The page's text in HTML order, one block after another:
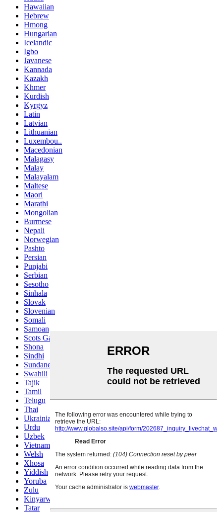
Hawaiian
Hebrew
Hmong
Hungarian
Icelandic
Igbo
Javanese
Kannada
Kazakh
Khmer
Kurdish
Kyrgyz
Latin
Latvian
Lithuanian
Luxembou..
Macedonian
Malagasy
Malay
Malayalam
Maltese
Maori
Marathi
Mongolian
Burmese
Nepali
Norwegian
Pashto
Persian
Punjabi
Serbian
Sesotho
Sinhala
Slovak
Slovenian
Somali
Samoan
Scots Gaelic
Shona
Sindhi
Sundanese
Swahili
Tajik
Tamil
Telugu
Thai
Ukrainian
Urdu
Uzbek
Vietnamese
Welsh
Xhosa
Yiddish
Yoruba
Zulu
Kinyarwanda
Tatar